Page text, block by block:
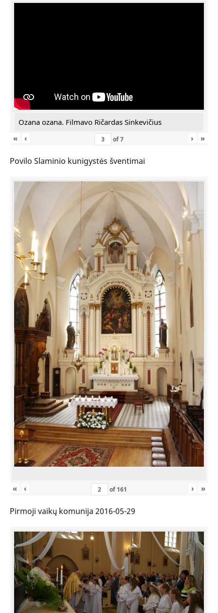
Ozana ozana. Filmavo Ričardas Sinkevičius
«
‹ of7 › »
Povilo Slaminio kunigystės šventimai
« ‹ of 161 › »
Pirmoji vaikų komunija 2016-05-29